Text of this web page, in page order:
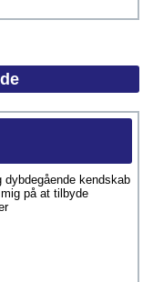
dybdegående kendskab
på at tilbyde